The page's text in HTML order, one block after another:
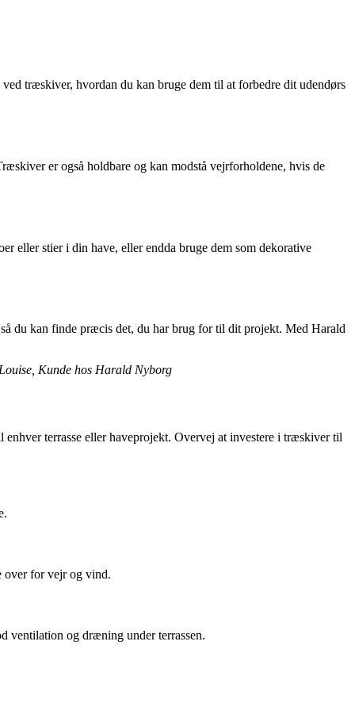
træskiver, hvordan du kan bruge dem til at forbedre dit udendørs
er også holdbare og kan modstå vejrforholdene, hvis de
eller stier i din have, eller endda bruge dem som dekorative
du kan finde præcis det, du har brug for til dit projekt. Med Harald
Kunde hos Harald Nyborg
terrasse eller haveprojekt. Overvej at investere i træskiver til
over for vejr og vind.
ventilation og dræning under terrassen.